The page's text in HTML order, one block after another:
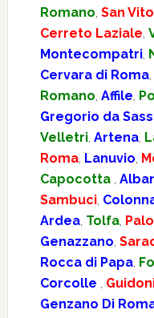
Romano, San
Cerreto Laziale,
Montecompatri,
Cervara di Roma,
Romano, Affile,
Gregorio da
Velletri, Artena,
Roma, Lanuvio,
Capocotta ,
Sambuci,
Ardea, Tolfa,
Genazzano,
Rocca di Papa,
Corcolle ,
Genzano Di